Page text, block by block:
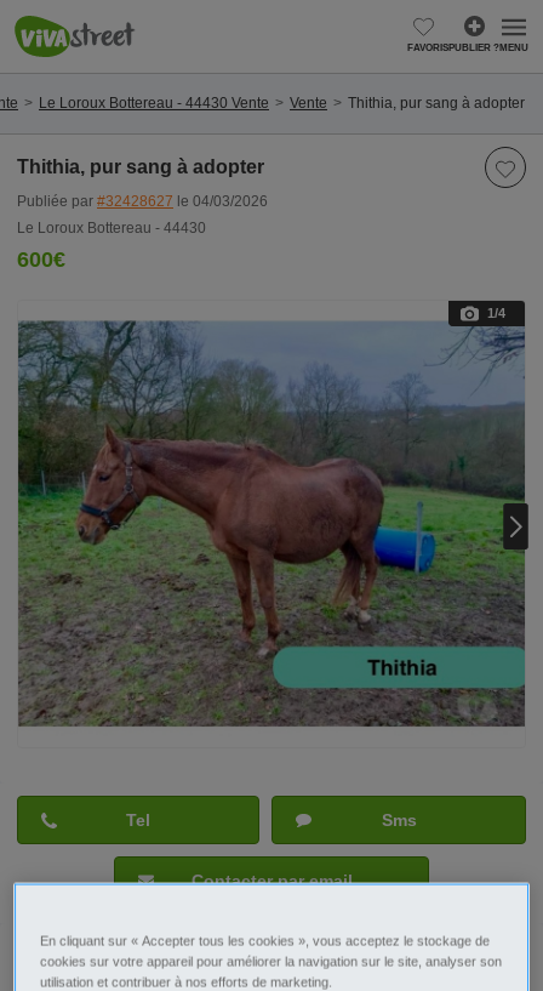
FAVORISPUBLIER ?MENU
Le Loroux Bottereau - 44430 Vente Vente Thithia, pur sang à adopter
Thithia, pur sang à adopter
Publiée par #32428627 le 04/03/2026
Le Loroux Bottereau - 44430
600€
1/4
Tel Sms
Contacter par email
En cliquant sur « Accepter tous les cookies », vous acceptez le stockage de
cookies sur votre appareil pour améliorer la navigation sur le site, analyser son
utilisation et contribuer à nos efforts de marketing.